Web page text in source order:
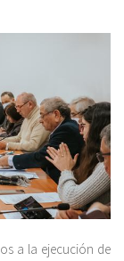
a la ejecución de